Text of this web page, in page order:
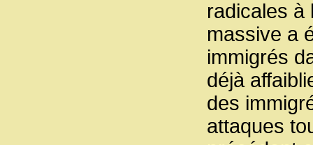
radicales à
massive a
immigrés
déjà
des
attaques